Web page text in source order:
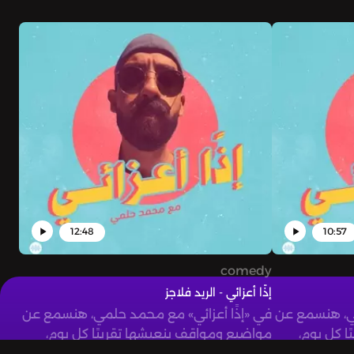
10:57
هنسمع عن
كل يوم،
12:48
comedy
إذًا أعزائي - الريد فلاجز
في «إذًا أعزائي» مع محمد حلمي، هنسمع عن
مواضيع ومواقف بنعيشها تقريبًا كل يوم،